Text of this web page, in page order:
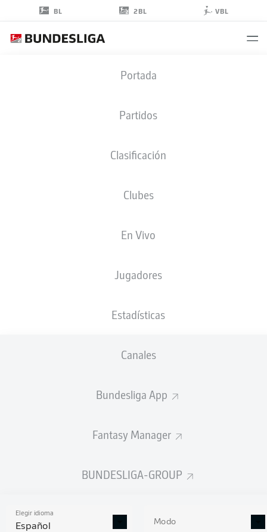
BL 2BL VBL
Portada
Partidos
Clasificación
Clubes
En Vivo
Jugadores
Estadísticas
Canales
Bundesliga App
Fantasy Manager
BUNDESLIGA-GROUP
Elegir idioma
Español Modo
20.05.1992
TAMAÑO
ESTADÍSTICAS